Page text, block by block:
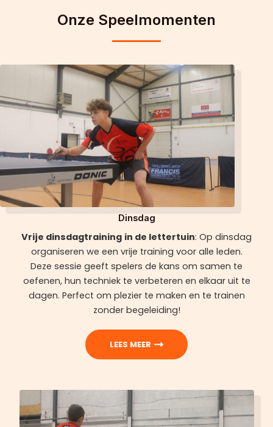
Onze Speelmomenten
Dinsdag
Vrije dinsdagtraining in de lettertuin: Op dinsdag
organiseren we een vrije training voor alle leden.
Deze sessie geeft spelers de kans om samen te
oefenen, hun techniek te verbeteren en elkaar uit te
dagen. Perfect om plezier te maken en te trainen
zonder begeleiding!
LEES MEER